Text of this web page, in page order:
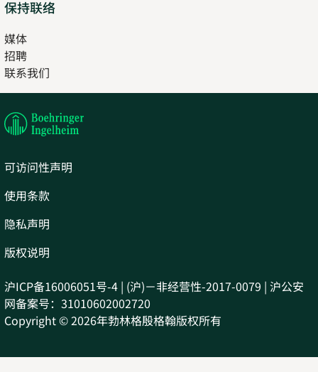
保持联络
媒体
招聘
in
new
联系我们
in
tab
可访问性声明
使用条款
隐私声明
版权说明
沪ICP备16006051号-4 | (沪)－非经营性-2017-0079 | 沪公安
网备案号：31010602002720
Copyright © 2026年勃林格殷格翰版权所有